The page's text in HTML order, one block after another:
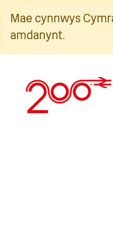
cynnwys
Mae cynnwys
amdanynt.